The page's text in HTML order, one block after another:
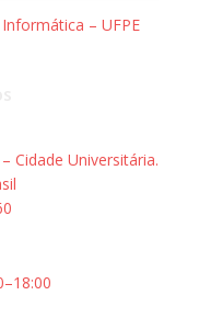
– UFPE
Cidade Universitária.